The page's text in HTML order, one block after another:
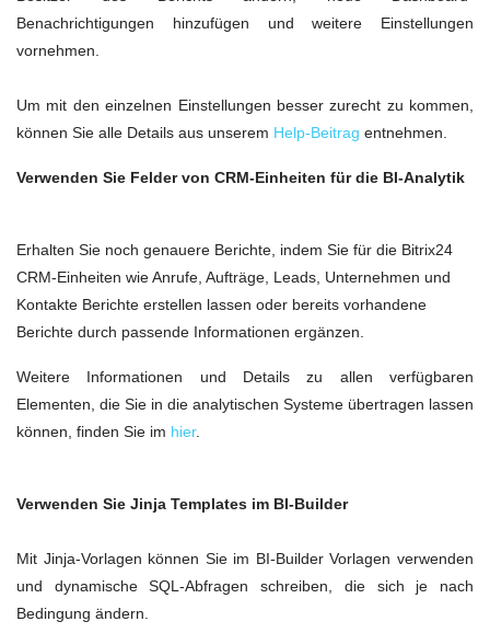
Benachrichtigungen hinzufügen und weitere Einstellungen
vornehmen.
Um mit den einzelnen Einstellungen besser zurecht zu kommen,
können Sie alle Details aus unserem Help-Beitrag entnehmen.
Verwenden Sie Felder von CRM-Einheiten für die BI-Analytik
Erhalten Sie noch genauere Berichte, indem Sie für die Bitrix24
CRM-Einheiten wie Anrufe, Aufträge, Leads, Unternehmen und
Kontakte Berichte erstellen lassen oder bereits vorhandene
Berichte durch passende Informationen ergänzen.
Weitere Informationen und Details zu allen verfügbaren
Elementen, die Sie in die analytischen Systeme übertragen lassen
können, finden Sie im hier.
Verwenden Sie Jinja Templates im BI-Builder
Mit Jinja-Vorlagen können Sie im BI-Builder Vorlagen verwenden
und dynamische SQL-Abfragen schreiben, die sich je nach
Bedingung ändern.